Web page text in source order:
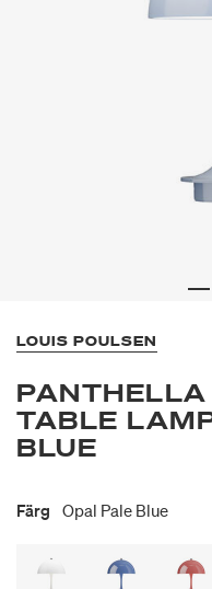
LOUIS POULSEN
TABLE
BLUE
Färg Opal Pale Blue